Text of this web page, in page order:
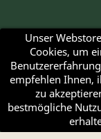
Unser
Cookies, um
empfehlen Ihnen,
zu
bestmögliche
Haben Sie
Bei Interesse an
kontaktieren Sie
© 2026 -